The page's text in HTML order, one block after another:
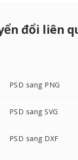
đổi liên
PSD sang PNG
PSD sang SVG
PSD sang DXF